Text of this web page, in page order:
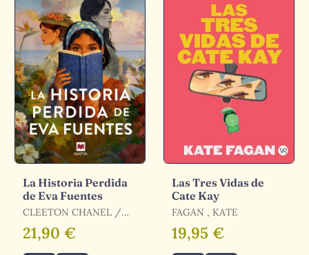
La Historia Perdida
de Eva Fuentes
CLEETON CHANEL /
CHANEL CLEETON
21,90 €
Las Tres Vidas de
Cate Kay
FAGAN , KATE
19,95 €